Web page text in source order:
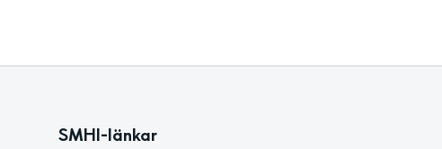
SMHI-länkar